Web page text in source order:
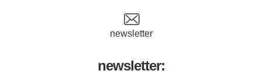
newsletter
newsletter: